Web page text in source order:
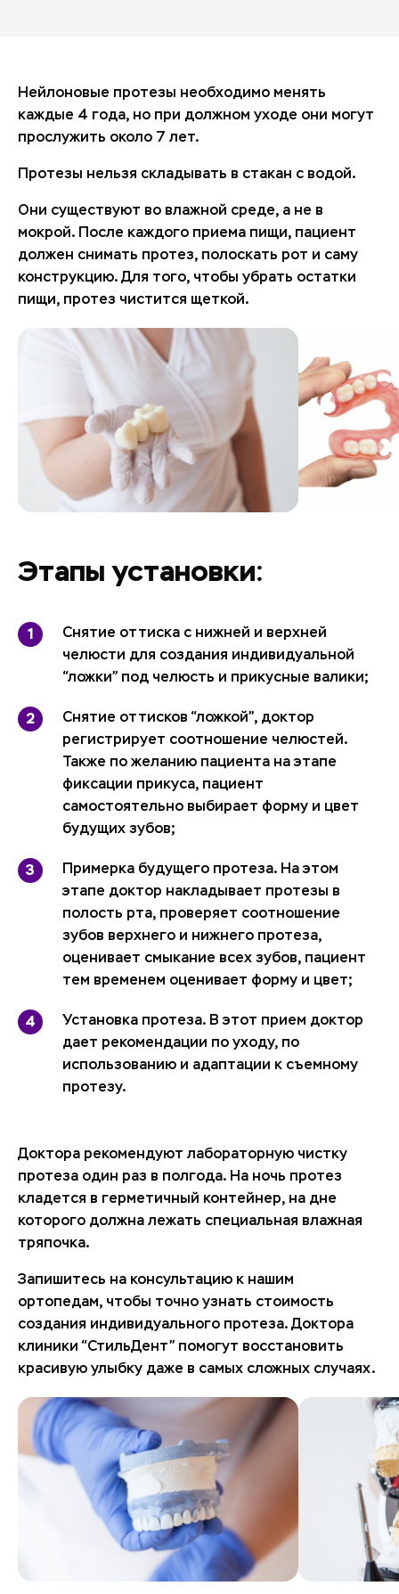
Нейлоновые протезы необходимо менять
каждые 4 года, но при должном уходе они могут
прослужить около 7 лет.
Протезы нельзя складывать в стакан с водой.
Они существуют во влажной среде, а не в
мокрой. После каждого приема пищи, пациент
должен снимать протез, полоскать рот и саму
конструкцию. Для того, чтобы убрать остатки
пищи, протез чистится щеткой.
Этапы установки:
Снятие оттиска с нижней и верхней
челюсти для создания индивидуальной
“ложки” под челюсть и прикусные валики;
Снятие оттисков “ложкой”, доктор
регистрирует соотношение челюстей.
Также по желанию пациента на этапе
фиксации прикуса, пациент
самостоятельно выбирает форму и цвет
будущих зубов;
Примерка будущего протеза. На этом
этапе доктор накладывает протезы в
полость рта, проверяет соотношение
зубов верхнего и нижнего протеза,
оценивает смыкание всех зубов, пациент
тем временем оценивает форму и цвет;
Установка протеза. В этот прием доктор
дает рекомендации по уходу, по
использованию и адаптации к съемному
протезу.
Доктора рекомендуют лабораторную чистку
протеза один раз в полгода. На ночь протез
кладется в герметичный контейнер, на дне
которого должна лежать специальная влажная
тряпочка.
Запишитесь на консультацию к нашим
ортопедам, чтобы точно узнать стоимость
создания индивидуального протеза. Доктора
клиники “СтильДент” помогут восстановить
красивую улыбку даже в самых сложных случаях.